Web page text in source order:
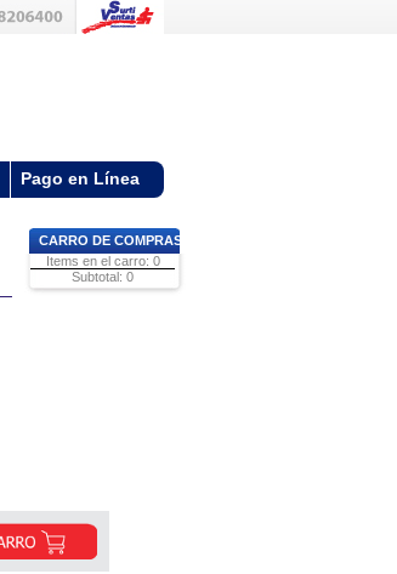
Pago en Línea
CARRO DE COMPRAS
Items en el carro: 0
Subtotal: 0